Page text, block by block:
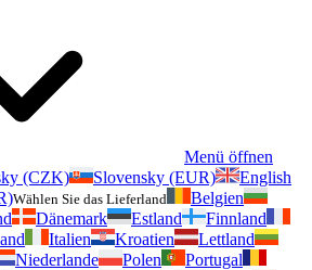
Menü öffnen
(CZK) Slovensky (EUR)
English
Wählen Sie das Lieferland
Belgien
Dänemark Estland
Finnland
Italien Kroatien
Lettland
Niederlande Polen
Portugal